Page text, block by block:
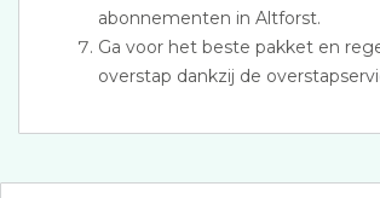
abonnementen in Altforst.
Ga voor het beste pakket en
overstap dankzij de